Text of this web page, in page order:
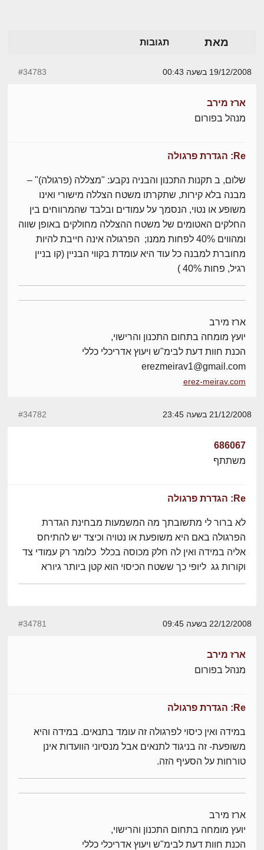
מאת תגובות
19/12/2008 בשעה 00:43 #34783
ארז מירב
מנהל בפורום
Re: הגדרת פרגולה
שלום, ב תקנות התכנון והבניה נקבע: "מצללה (פרגולה)" –
מבנה בלא קירות, שתקרתו משטח הצללה מישורי ואינו
משופע או נטוי, הנסמך על עמודים ובלבד שהמרווחים בין
החלקים האטומים של משטח ההצללה מחולקים באופן שווה
ומהווים 40% לפחות ממנו; הפרגולה אינה חייבת להיות
מחוברת למבנה כל עוד היא עומדת בקווי הבניין (קו בניין
רגיל, פחות 40% )
ארז מירב
יועץ מומחה בתחום התכנון והרישוי,
הכנת חוות דעת לבימ"ש ויעוץ אדריכלי כללי
erezmeirav1@gmail.com
erez-meirav.com
21/12/2008 בשעה 23:45 #34782
686067
משתתף
Re: הגדרת פרגולה
לא ברור לי מתשובתך מה המשמעות מבחינת הגדרת
הפרגולה באם היא משופעת או נטויה וכיצד יש להתיחס
אליה במידה ואין לה חלק מכוסה בכלל כלומר רק עמודי צד
וקורות גג ליופי כך ששטח הכיסוי הוא קטן ביותר גיורא
22/12/2008 בשעה 09:45 #34781
ארז מירב
מנהל בפורום
Re: הגדרת פרגולה
במידה ואין כיסוי לפרגולה זה עומד בתנאים. במידה והיא
משופעת- זה בניגוד לתנאים אבל מנסיוני הוועדות אינן
טורחות על הסעיף הזה.
ארז מירב
יועץ מומחה בתחום התכנון והרישוי,
הכנת חוות דעת לבימ"ש ויעוץ אדריכלי כללי